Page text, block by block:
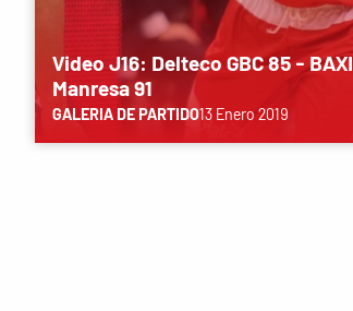
Video J16: Delteco GBC 85 - BAXI
Manresa 91
GALERIA DE PARTIDO13 Enero 2019